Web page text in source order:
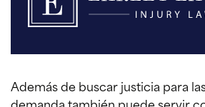
Además de buscar justicia para